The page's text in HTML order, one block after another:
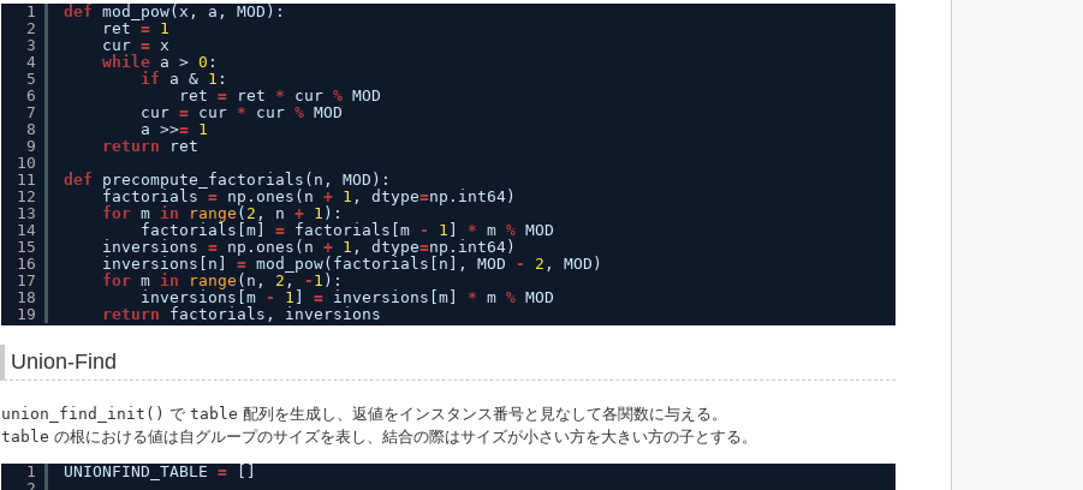
1
2
3
4
5
6
7
8
9
10
11
12
13
14
15
16
17
18
19
def mod_pow(x, a, MOD):
ret =
1
cur =
x
while
a > 0 :
if
a & 1 :
ret = ret * cur % MOD
cur = cur * cur % MOD
a >>=
1
return
ret
def
precompute_factorials(n, MOD):
factorials = np.ones(n + 1 , dtype=np.int64)
for m in range ( 2 , n + 1 ):
factorials[m] = factorials[m - 1 ] * m % MOD
inversions = np.ones(n + 1 , dtype=np.int64)
inversions[n] = mod_pow(factorials[n], MOD - 2 , MOD)
for m in range (n, 2 , - 1 ):
inversions[m
- 1 ] = inversions[m] * m % MOD
return
factorials, inversions
Union-Find
union_find_init() で table 配列を生成し、返値をインスタンス番号と見なして各関数に与える。
table の根における値は自グループのサイズを表し、結合の際はサイズが小さい方を大きい方の子とする。
1
UNIONFIND_TABLE = []